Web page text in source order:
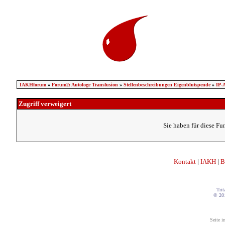
IAKHforum» Forum2: Autologe Transfusion » Stellenbeschreibungen Eigenblutspende» IP-
Zugriff verweigert
Sie haben für diese
Kontakt | IAKH |
©
Seite